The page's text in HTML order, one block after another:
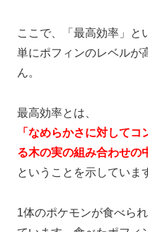
ここで、「最高効率」と
単にポフィンのレベルが
ん。
最高効率とは、
「なめらかさに対して
る木の実の組み合わせの
ということを示していま
1体のポケモンが食べら